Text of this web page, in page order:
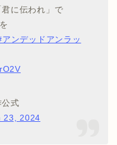
に伝われ」で
アンデッドアンラッ
式
23, 2024